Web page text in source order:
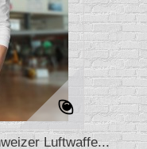
Luftwaffe...